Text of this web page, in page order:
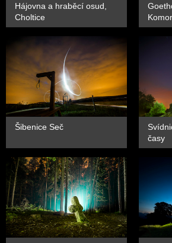
Hájovna a hraběcí osud,
Choltice
Šibenice Seč
časy